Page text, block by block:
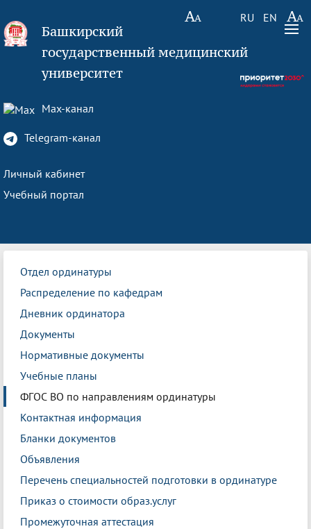
RU EN
Башкирский
государственный медицинский
университет
Max-канал
Telegram-канал
Личный кабинет
Учебный портал
Отдел ординатуры
Распределение по кафедрам
Дневник ординатора
Документы
Нормативные документы
Учебные планы
ФГОС ВО по направлениям ординатуры
Контактная информация
Бланки документов
Объявления
Перечень специальностей подготовки в ординатуре
Приказ о стоимости образ.услуг
Промежуточная аттестация